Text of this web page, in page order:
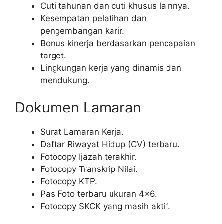
Cuti tahunan dan cuti khusus lainnya.
Kesempatan pelatihan dan
pengembangan karir.
Bonus kinerja berdasarkan pencapaian
target.
Lingkungan kerja yang dinamis dan
mendukung.
Dokumen Lamaran
Surat Lamaran Kerja.
Daftar Riwayat Hidup (CV) terbaru.
Fotocopy Ijazah terakhir.
Fotocopy Transkrip Nilai.
Fotocopy KTP.
Pas Foto terbaru ukuran 4×6.
Fotocopy SKCK yang masih aktif.